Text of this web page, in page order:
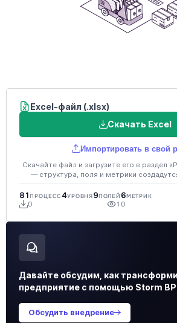
Excel-файл (.xlsx)
Скачать Excel
Импортировать в свой
Скачайте файл и загрузите его в раздел
— структура, поля и метрики
81ПРОЦЕСС4УРОВНЯ9ПОЛЕЙ6МЕТРИК
0 10
Давайте обсудим, как
предприятие с помощью Storm
Обсудить внедрение